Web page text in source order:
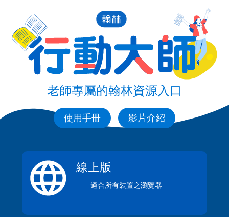
老師專屬的翰林資源入口
使用手冊 影片介紹
線上版
適合所有裝置之瀏覽器